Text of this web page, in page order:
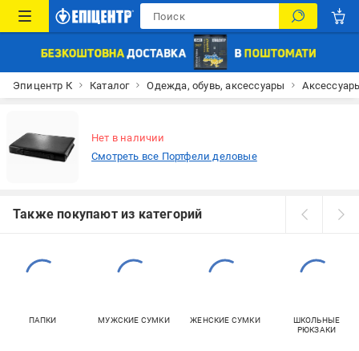
Эпицентр К Каталог Одежда, обувь, аксессуары
Нет в наличии
Смотреть все Портфели деловые
Также покупают из категорий
ПАПКИ МУЖСКИЕ СУМКИ ЖЕНСКИЕ СУМКИ
ШКОЛЬНЫЕ
РЮКЗАКИ